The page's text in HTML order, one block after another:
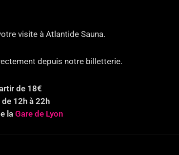
visite à Atlantide Sauna.
depuis notre billetterie.
de 18€
12h à 22h
la Gare de Lyon